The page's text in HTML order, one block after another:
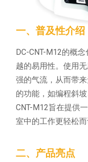
一、普及性介绍
DC-CNT-M12的概
越的易用性。使用
强的气流，从而带
的功能，如编程斜
CNT-M12旨在提供
室中的工作更轻松而
二、产品亮点